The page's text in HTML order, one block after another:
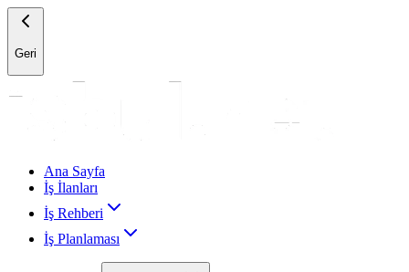
Geri
Ana Sayfa
İş İlanları
İş Rehberi
İş Planlaması